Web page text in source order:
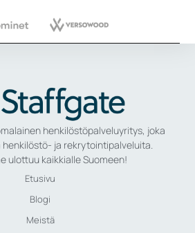
henkilöstöpalveluyritys, joka
ja rekrytointipalveluita.
ulottuu kaikkialle Suomeen!
Etusivu
Blogi
Meistä